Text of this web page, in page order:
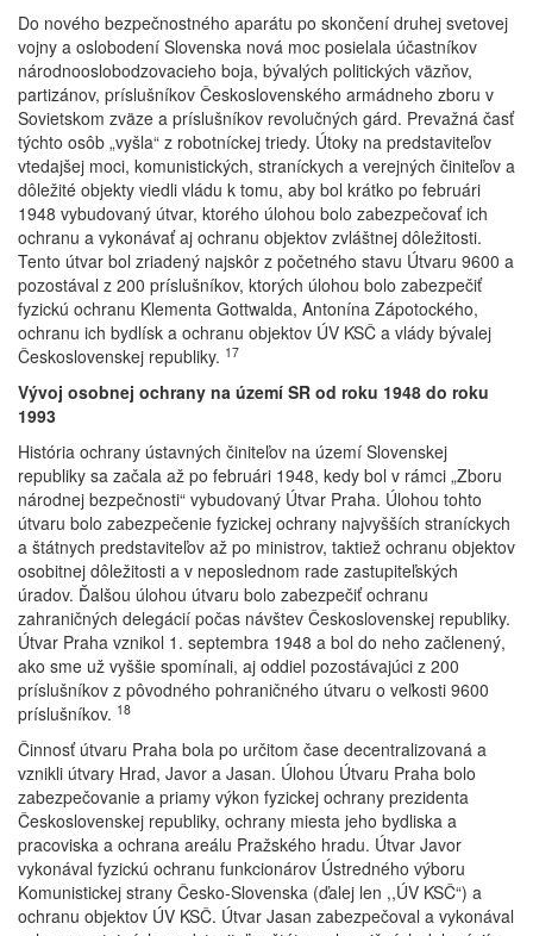
Do nového bezpečnostného aparátu po skončení druhej svetovej
vojny a oslobodení Slovenska nová moc posielala účastníkov
národnooslobodzovacieho boja, bývalých politických väzňov,
partizánov, príslušníkov Československého armádneho zboru v
Sovietskom zväze a príslušníkov revolučných gárd. Prevažná časť
týchto osôb „vyšla“ z robotníckej triedy. Útoky na predstaviteľov
vtedajšej moci, komunistických, straníckych a verejných činiteľov a
dôležité objekty viedli vládu k tomu, aby bol krátko po februári
1948 vybudovaný útvar, ktorého úlohou bolo zabezpečovať ich
ochranu a vykonávať aj ochranu objektov zvláštnej dôležitosti.
Tento útvar bol zriadený najskôr z početného stavu Útvaru 9600 a
pozostával z 200 príslušníkov, ktorých úlohou bolo zabezpečiť
fyzickú ochranu Klementa Gottwalda, Antonína Zápotockého,
ochranu ich bydlísk a ochranu objektov ÚV KSČ a vlády bývalej
Československej republiky. 17
Vývoj osobnej ochrany na území SR od roku 1948 do roku
1993
História ochrany ústavných činiteľov na území Slovenskej
republiky sa začala až po februári 1948, kedy bol v rámci „Zboru
národnej bezpečnosti“ vybudovaný Útvar Praha. Úlohou tohto
útvaru bolo zabezpečenie fyzickej ochrany najvyšších straníckych
a štátnych predstaviteľov až po ministrov, taktiež ochranu objektov
osobitnej dôležitosti a v neposlednom rade zastupiteľských
úradov. Ďalšou úlohou útvaru bolo zabezpečiť ochranu
zahraničných delegácií počas návštev Československej republiky.
Útvar Praha vznikol 1. septembra 1948 a bol do neho začlenený,
ako sme už vyššie spomínali, aj oddiel pozostávajúci z 200
príslušníkov z pôvodného pohraničného útvaru o veľkosti 9600
príslušníkov. 18
Činnosť útvaru Praha bola po určitom čase decentralizovaná a
vznikli útvary Hrad, Javor a Jasan. Úlohou Útvaru Praha bolo
zabezpečovanie a priamy výkon fyzickej ochrany prezidenta
Československej republiky, ochrany miesta jeho bydliska a
pracoviska a ochrana areálu Pražského hradu. Útvar Javor
vykonával fyzickú ochranu funkcionárov Ústredného výboru
Komunistickej strany Česko-Slovenska (ďalej len ,,ÚV KSČ“) a
ochranu objektov ÚV KSČ. Útvar Jasan zabezpečoval a vykonával